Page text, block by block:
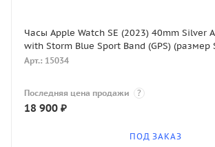
Часы Apple Watch SE (2023) 40mm Silver
with Storm Blue Sport Band (GPS) (размер
Арт.: 15034
Последняя цена продажи ?
18 900 ₽
ПОД ЗАКАЗ